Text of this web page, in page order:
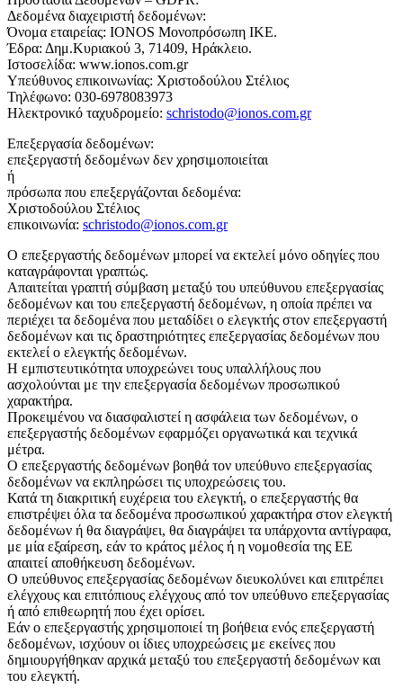
Δεδομένα διαχειριστή δεδομένων:
Όνομα εταιρείας: IONOS Μονοπρόσωπη ΙΚΕ.
Έδρα: Δημ.Κυριακού 3, 71409, Ηράκλειο.
Ιστοσελίδα: www.ionos.com.gr
Υπεύθυνος επικοινωνίας: Χριστοδούλου Στέλιος
Τηλέφωνο: 030-6978083973
Ηλεκτρονικό ταχυδρομείο: schristodo@ionos.com.gr
Επεξεργασία δεδομένων:
επεξεργαστή δεδομένων δεν χρησιμοποιείται
ή
πρόσωπα που επεξεργάζονται δεδομένα:
Χριστοδούλου Στέλιος
επικοινωνία: schristodo@ionos.com.gr
Ο επεξεργαστής δεδομένων μπορεί να εκτελεί μόνο οδηγίες που
καταγράφονται γραπτώς.
Απαιτείται γραπτή σύμβαση μεταξύ του υπεύθυνου επεξεργασίας
δεδομένων και του επεξεργαστή δεδομένων, η οποία πρέπει να
περιέχει τα δεδομένα που μεταδίδει ο ελεγκτής στον επεξεργαστή
δεδομένων και τις δραστηριότητες επεξεργασίας δεδομένων που
εκτελεί ο ελεγκτής δεδομένων.
Η εμπιστευτικότητα υποχρεώνει τους υπαλλήλους που
ασχολούνται με την επεξεργασία δεδομένων προσωπικού
χαρακτήρα.
Προκειμένου να διασφαλιστεί η ασφάλεια των δεδομένων, ο
επεξεργαστής δεδομένων εφαρμόζει οργανωτικά και τεχνικά
μέτρα.
Ο επεξεργαστής δεδομένων βοηθά τον υπεύθυνο επεξεργασίας
δεδομένων να εκπληρώσει τις υποχρεώσεις του.
Κατά τη διακριτική ευχέρεια του ελεγκτή, ο επεξεργαστής θα
επιστρέψει όλα τα δεδομένα προσωπικού χαρακτήρα στον ελεγκτή
δεδομένων ή θα διαγράψει, θα διαγράψει τα υπάρχοντα αντίγραφα,
με μία εξαίρεση, εάν το κράτος μέλος ή η νομοθεσία της ΕΕ
απαιτεί αποθήκευση δεδομένων.
Ο υπεύθυνος επεξεργασίας δεδομένων διευκολύνει και επιτρέπει
ελέγχους και επιτόπιους ελέγχους από τον υπεύθυνο επεξεργασίας
ή από επιθεωρητή που έχει ορίσει.
Εάν ο επεξεργαστής χρησιμοποιεί τη βοήθεια ενός επεξεργαστή
δεδομένων, ισχύουν οι ίδιες υποχρεώσεις με εκείνες που
δημιουργήθηκαν αρχικά μεταξύ του επεξεργαστή δεδομένων και
του ελεγκτή.